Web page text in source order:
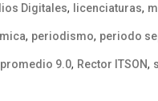
Digitales, licenciaturas,
, periodismo, periodo
promedio 9.0, Rector ITSON,